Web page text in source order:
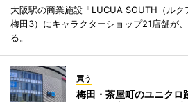
大阪駅の商業施設「LUCUA SOUTH（ル
梅田3）にキャラクターショップ21店舗が
る。
買う
梅田・茶屋町のユニク